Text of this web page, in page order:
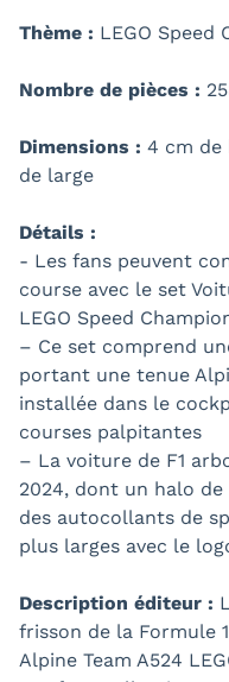
Thème : LEGO Speed
Nombre de pièces :
Dimensions : 4 cm de
de large
Détails :
- Les fans peuvent
course avec le set
LEGO Speed
– Ce set comprend
portant une tenue
installée dans le
courses palpitantes
– La voiture de F1
2024, dont un halo
des autocollants de
plus larges avec le
Description éditeur :
frisson de la Formule
Alpine Team A524